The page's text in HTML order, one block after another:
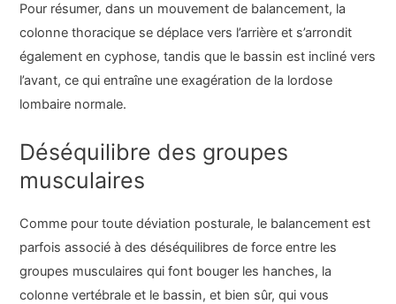
Pour résumer, dans un mouvement de balancement, la
colonne thoracique se déplace vers l’arrière et s’arrondit
également en cyphose, tandis que le bassin est incliné vers
l’avant, ce qui entraîne une exagération de la lordose
lombaire normale.
Déséquilibre des groupes
musculaires
Comme pour toute déviation posturale, le balancement est
parfois associé à des déséquilibres de force entre les
groupes musculaires qui font bouger les hanches, la
colonne vertébrale et le bassin, et bien sûr, qui vous